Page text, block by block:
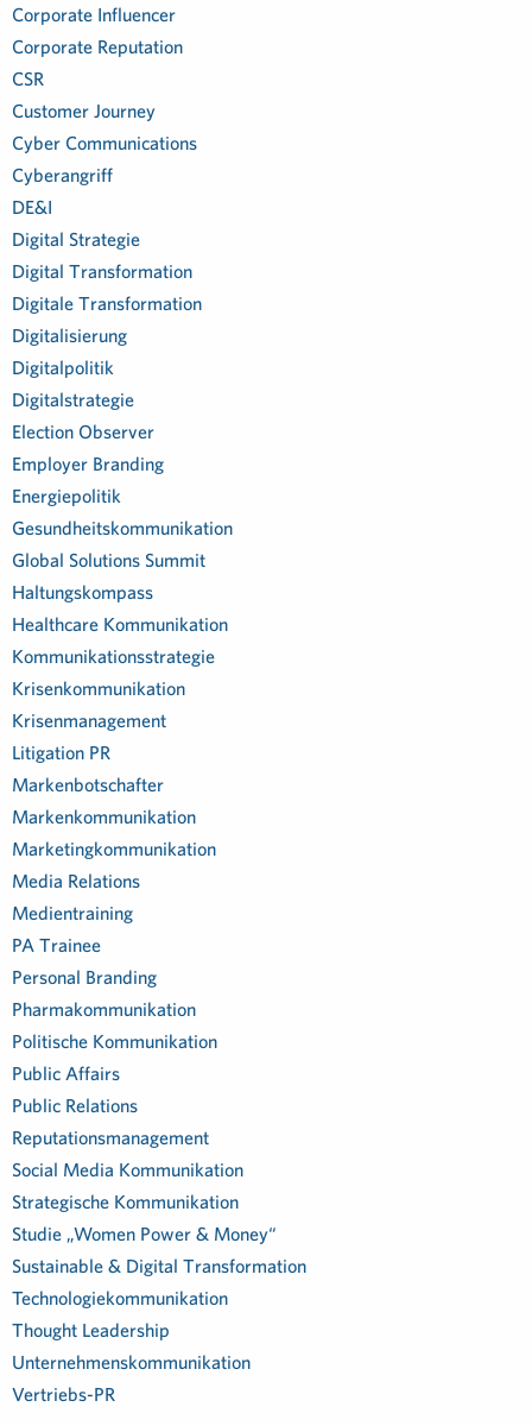
Corporate Influencer
Corporate Reputation
CSR
Customer Journey
Cyber Communications
Cyberangriff
DE&I
Digital Strategie
Digital Transformation
Digitale Transformation
Digitalisierung
Digitalpolitik
Digitalstrategie
Election Observer
Employer Branding
Energiepolitik
Gesundheitskommunikation
Global Solutions Summit
Haltungskompass
Healthcare Kommunikation
Kommunikationsstrategie
Krisenkommunikation
Krisenmanagement
Litigation PR
Markenbotschafter
Markenkommunikation
Marketingkommunikation
Media Relations
Medientraining
PA Trainee
Personal Branding
Pharmakommunikation
Politische Kommunikation
Public Affairs
Public Relations
Reputationsmanagement
Social Media Kommunikation
Strategische Kommunikation
Studie „Women Power & Money“
Sustainable & Digital Transformation
Technologiekommunikation
Thought Leadership
Unternehmenskommunikation
Vertriebs-PR